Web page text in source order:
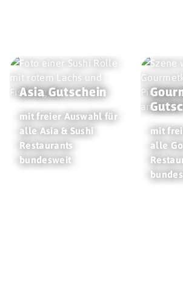
Asia Gutschein
mit freier Auswahl für
alle Asia & Sushi
Restaurants
bundesweit
mit
alle